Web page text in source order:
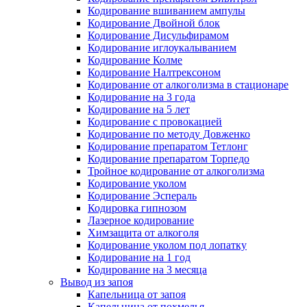
Кодирование вшиванием ампулы
Кодирование Двойной блок
Кодирование Дисульфирамом
Кодирование иглоукалыванием
Кодирование Колме
Кодирование Налтрексоном
Кодирование от алкоголизма в стационаре
Кодирование на 3 года
Кодирование на 5 лет
Кодирование с провокацией
Кодирование по методу Довженко
Кодирование препаратом Тетлонг
Кодирование препаратом Торпедо
Тройное кодирование от алкоголизма
Кодирование уколом
Кодирование Эспераль
Кодировка гипнозом
Лазерное кодирование
Химзащита от алкоголя
Кодирование уколом под лопатку
Кодирование на 1 год
Кодирование на 3 месяца
Вывод из запоя
Капельница от запоя